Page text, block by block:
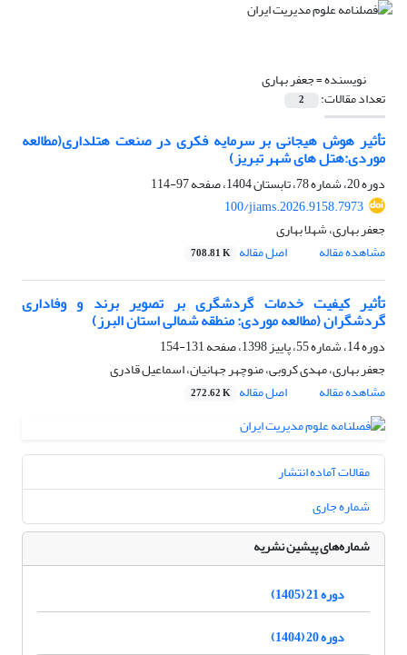
نویسنده =جعفر بهاری
تعداد مقالات: 2
تأثیر هوش هیجانی بر سرمایه فکری در صنعت هتلداری(مطالعه
موردی:هتل های شهر تبریز)
دوره 20، شماره 78، تابستان 1404، صفحه
97-114
100/jiams.2026.9158.7973
جعفر بهاری، شهلا بهاری
مشاهده مقاله
اصل مقاله 708.81 K
تأثیر کیفیت خدمات گردشگری بر تصویر برند و وفاداری
گردشگران (مطالعه موردی: منطقه شمالی استان البرز)
دوره 14، شماره 55، پاییز 1398، صفحه
131-154
جعفر بهاری، مهدی کروبی، منوچهر جهانیان، اسماعیل قادری
مشاهده مقاله
اصل مقاله 272.62 K
مقالات آماده انتشار
شماره جاری
شماره‌های پیشین نشریه
دوره 21 (1405)
دوره 20 (1404)